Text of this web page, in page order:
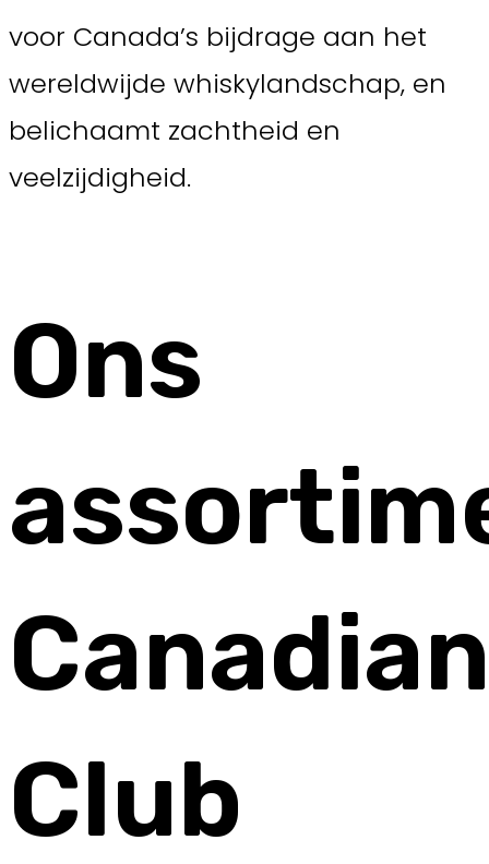
voor Canada’s bijdrage aan het
wereldwijde whiskylandschap, en
belichaamt zachtheid en
veelzijdigheid.
Ons
Canadian
Club